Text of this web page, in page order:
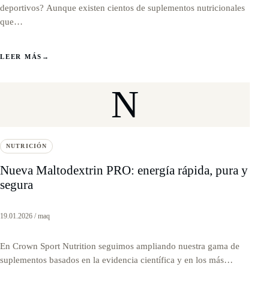
deportivos? Aunque existen cientos de suplementos nutricionales
que…
LEER MÁS →
N
NUTRICIÓN
Nueva Maltodextrin PRO: energía rápida, pura y
segura
19.01.2026 / maq
En Crown Sport Nutrition seguimos ampliando nuestra gama de
suplementos basados en la evidencia científica y en los más…